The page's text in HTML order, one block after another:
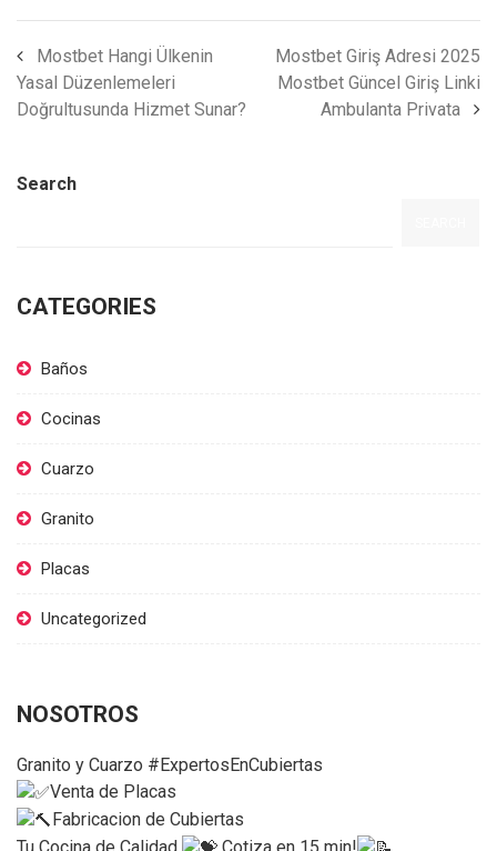
Mostbet Hangi Ülkenin
Yasal Düzenlemeleri
Doğrultusunda Hizmet Sunar?
Mostbet Giriş Adresi 2025
Mostbet Güncel Giriş Linki
Ambulanta Privata
Search
CATEGORIES
Baños
Cocinas
Cuarzo
Granito
Placas
Uncategorized
NOSOTROS
Granito y Cuarzo #ExpertosEnCubiertas
Venta de Placas
Fabricacion de Cubiertas